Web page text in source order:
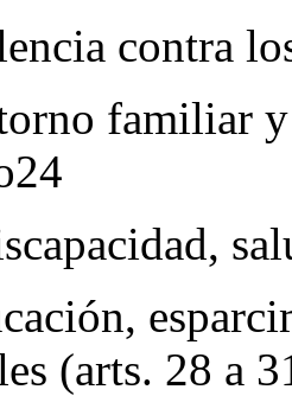
contra
familiar y
(arts. 28 a